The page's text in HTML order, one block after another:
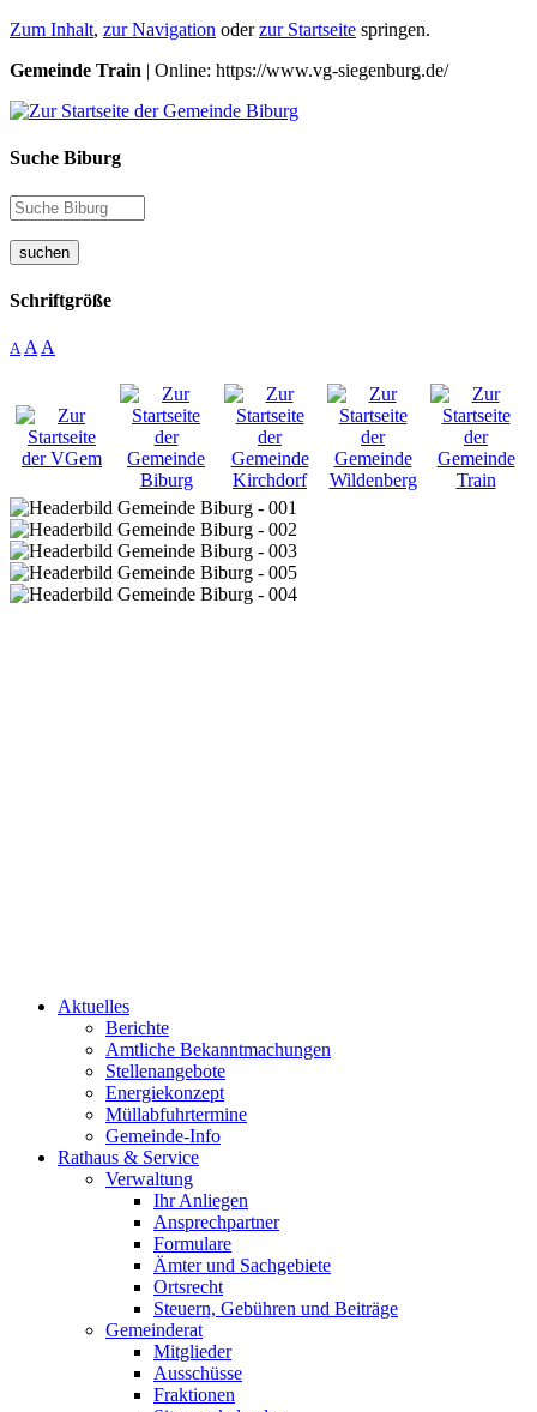
Zum Inhalt, zur Navigation oderzur Startseite springen.
Gemeinde Train | Online: https://www.vg-siegenburg.de/
Suche Biburg
suchen
Schriftgröße
A A A
Aktuelles
Berichte
Amtliche Bekanntmachungen
Stellenangebote
Energiekonzept
Müllabfuhrtermine
Gemeinde-Info
Rathaus & Service
Verwaltung
Ihr Anliegen
Ansprechpartner
Formulare
Ämter und Sachgebiete
Ortsrecht
Steuern, Gebühren und Beiträge
Gemeinderat
Mitglieder
Ausschüsse
Fraktionen